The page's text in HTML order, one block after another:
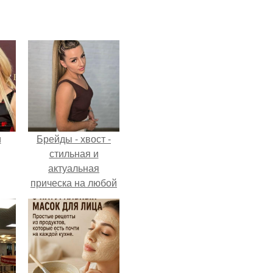
Брейды - хвост -
стильная и
актуальная
прическа на любой
случай.